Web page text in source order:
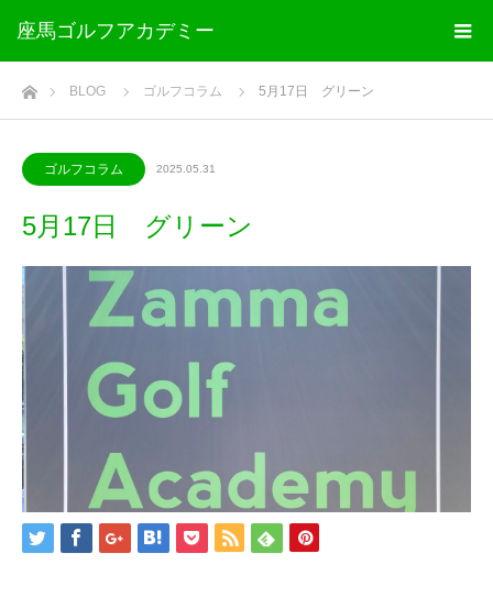
座馬ゴルフアカデミー
ホームBLOG ゴルフコラム 5月17日 グリーン
ゴルフコラム 2025.05.31
5月17日 グリーン